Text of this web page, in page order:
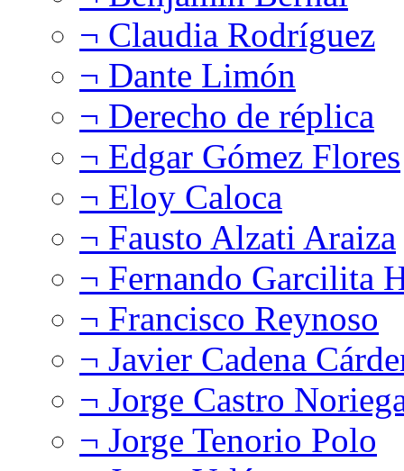
¬ Claudia Rodríguez
¬ Dante Limón
¬ Derecho de réplica
¬ Edgar Gómez Flores
¬ Eloy Caloca
¬ Fausto Alzati Araiza
¬ Fernando Garcilita
¬ Francisco Reynoso
¬ Javier Cadena
¬ Jorge Castro
¬ Jorge Tenorio Polo